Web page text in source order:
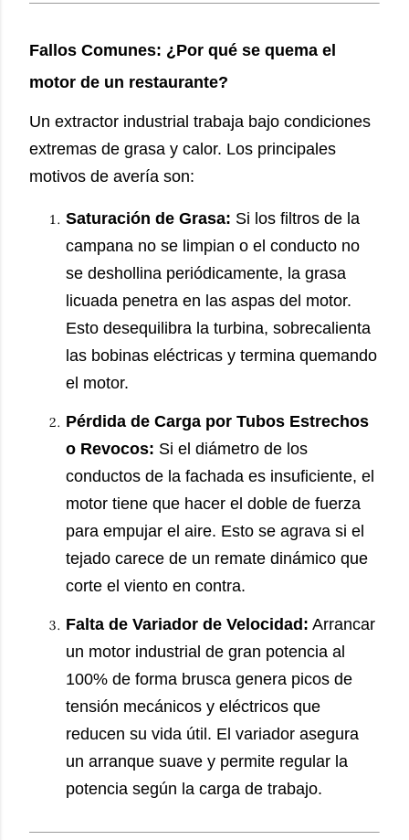
Fallos Comunes: ¿Por qué se quema el
motor de un restaurante?
Un extractor industrial trabaja bajo condiciones
extremas de grasa y calor. Los principales
motivos de avería son:
Saturación de Grasa: Si los filtros de la
campana no se limpian o el conducto no
se deshollina periódicamente, la grasa
licuada penetra en las aspas del motor.
Esto desequilibra la turbina, sobrecalienta
las bobinas eléctricas y termina quemando
el motor.
Pérdida de Carga por Tubos Estrechos
o Revocos: Si el diámetro de los
conductos de la fachada es insuficiente, el
motor tiene que hacer el doble de fuerza
para empujar el aire. Esto se agrava si el
tejado carece de un remate dinámico que
corte el viento en contra.
Falta de Variador de Velocidad: Arrancar
un motor industrial de gran potencia al
100% de forma brusca genera picos de
tensión mecánicos y eléctricos que
reducen su vida útil. El variador asegura
un arranque suave y permite regular la
potencia según la carga de trabajo.